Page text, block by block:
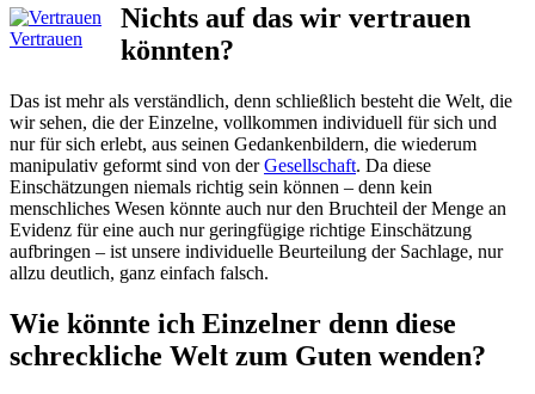
Vertrauen
Nichts auf das wir vertrauen
könnten?
Das ist mehr als verständlich, denn schließlich besteht die Welt, die
wir sehen, die der Einzelne, vollkommen individuell für sich und
nur für sich erlebt, aus seinen Gedankenbildern, die wiederum
manipulativ geformt sind von derGesellschaft. Da diese
Einschätzungen niemals richtig sein können – denn kein
menschliches Wesen könnte auch nur den Bruchteil der Menge an
Evidenz für eine auch nur geringfügige richtige Einschätzung
aufbringen – ist unsere individuelle Beurteilung der Sachlage, nur
allzu deutlich, ganz einfach falsch.
Wie könnte ich Einzelner denn diese
schreckliche Welt zum Guten wenden?